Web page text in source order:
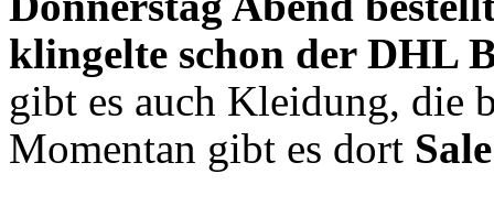
klingelte schon der DHL
gibt es auch Kleidung, die
Momentan gibt es dort Sale